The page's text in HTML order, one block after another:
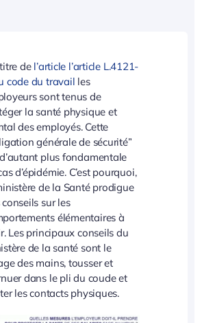
de l’article l’article L.4121-
code du travail les
sont tenus de
la santé physique et
des employés. Cette
générale de sécurité”
plus fondamentale
d’épidémie. C’est pourquoi,
de la Santé prodigue
sur les
élémentaires à
Les principaux conseils du
de la santé sont le
des mains, tousser et
dans le pli du coude et
les contacts physiques.